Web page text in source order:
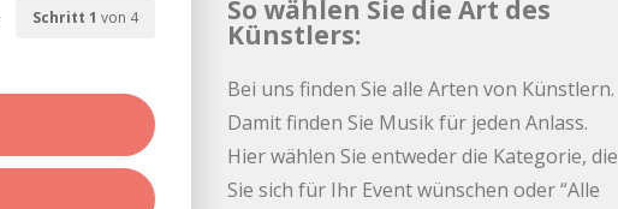
Schritt 1 von 4 So wählen Sie die Art des
Künstlers:
Bei uns finden Sie alle Arten von Künstlern.
Damit finden Sie Musik für jeden Anlass.
Hier wählen Sie entweder die Kategorie, die
Sie sich für Ihr Event wünschen oder “Alle